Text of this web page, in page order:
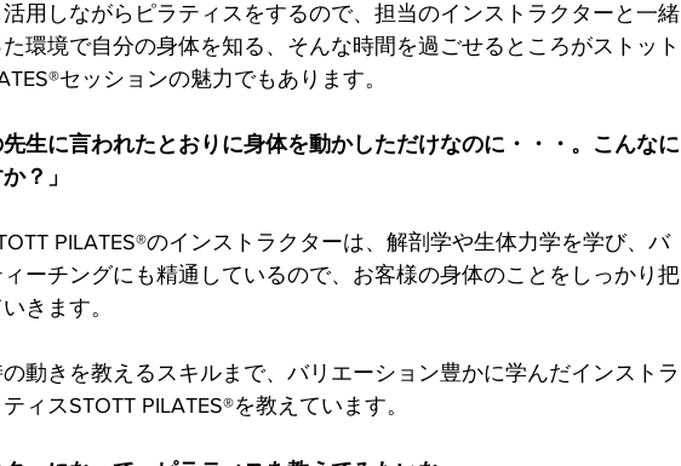
用しながらピラティスをするので、担当のインストラクターと一緒
環境で自分の身体を知る、そんな時間を過ごせるところがストット
セッションの魅力でもあります。
先生に言われたとおりに身体を動かしただけなのに・・・。こんなに
？」
PILATES®のインストラクターは、解剖学や生体力学を学び、バ
ーチングにも精通しているので、お客様の身体のことをしっかり把
きます。
動きを教えるスキルまで、バリエーション豊かに学んだインストラ
ィスSTOTT PILATES®を教えています。